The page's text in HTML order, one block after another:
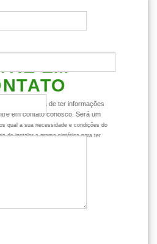
EM
ou gostaria de ter informações
em contato conosco. Será um
qual a sua necessidade e condições do
de instalar a grama sintética para ter
sobre o produto.